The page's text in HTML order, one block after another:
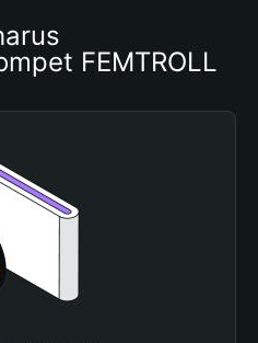
FEMTROLL